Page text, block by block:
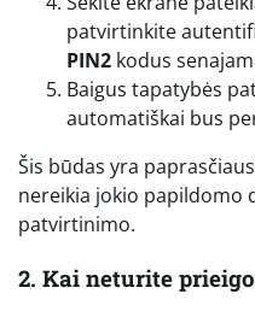
patvirtinkite
PIN2 kodus
Baigus tapatybės
automatiškai bus
Šis būdas yra
nereikia jokio papildomo
patvirtinimo.
2. Kai neturite